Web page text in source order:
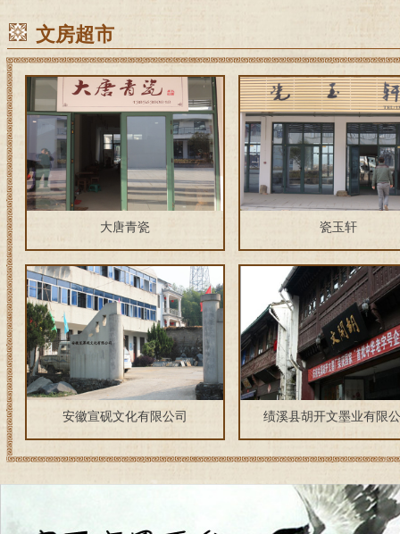
文房超市
大唐青瓷 瓷玉轩
安徽宣砚文化有限公司 绩溪县胡开文墨业有限